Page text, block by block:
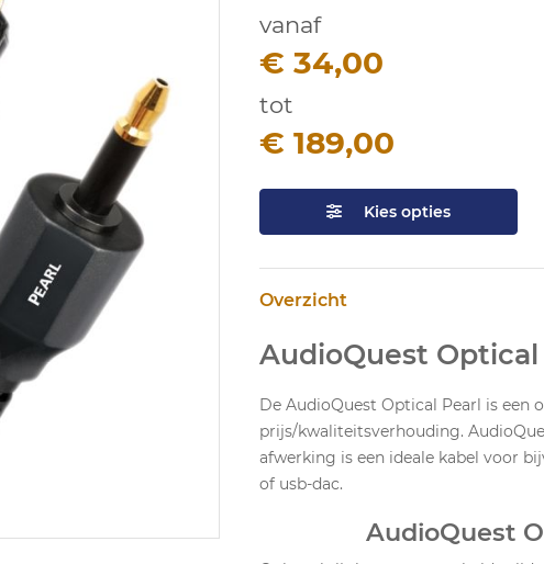
vanaf
€ 34,00
tot
€ 189,00
Kies opties
Overzicht
AudioQuest Optical
De AudioQuest Optical Pearl is een
prijs/kwaliteitsverhouding.
afwerking is een ideale kabel voor
of usb-dac.
AudioQuest